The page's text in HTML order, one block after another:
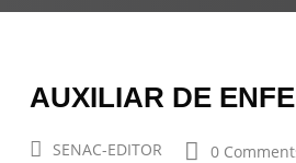
AUXILIAR DE
SENAC-EDITOR 0